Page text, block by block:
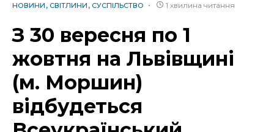
НОВИНИ СВІТЛИНИ СУСПІЛЬСТВО 1 хвилина читання
З 30 вересня по 1
жовтня на Львівщині
(м. Моршин)
відбудеться